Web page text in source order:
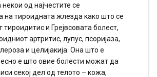
од најчестите се
на тироидната жлезда како што се
и Грејвсовата болест,
артритис, лупус, псоријаза,
и целијакија. Она што е
е што овие болести можат да
секој дел од телото – кожа,